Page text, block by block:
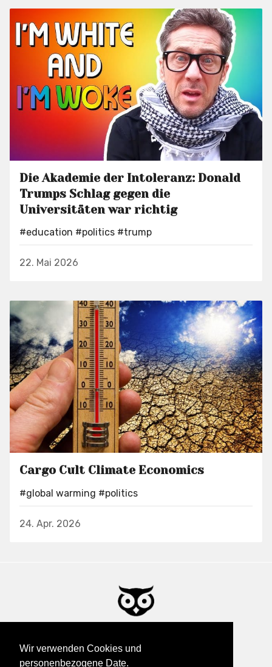
Wir verwenden Cookies und
personenbezogene Date.
Die Akademie der Intoleranz: Donald
Trumps Schlag gegen die
Universitäten war richtig
#education #politics #trump
22. Mai 2026
Cargo Cult Climate Economics
#global warming #politics
24. Apr. 2026